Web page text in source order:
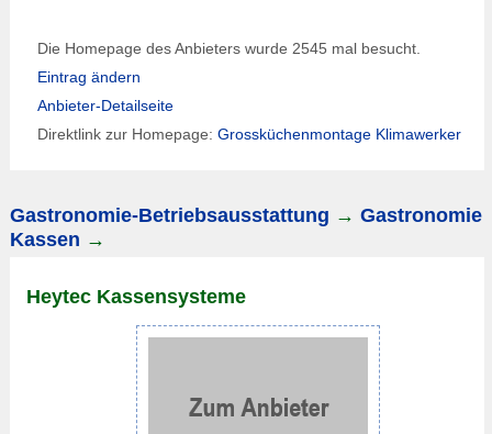
Die Homepage des Anbieters wurde 2545 mal besucht.
Eintrag ändern
Anbieter-Detailseite
Direktlink zur Homepage: Grossküchenmontage Klimawerker
Gastronomie-Betriebsausstattung → Gastronomie
Kassen →
Heytec Kassensysteme